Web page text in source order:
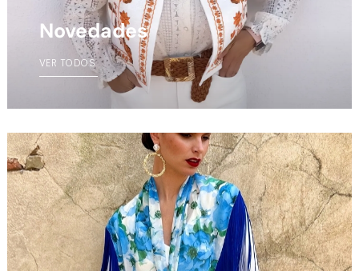
Novedades
VER TODOS